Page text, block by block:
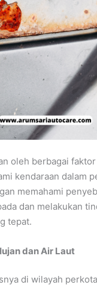
oleh berbagai
kendaraan dalam
memahami
dan melakukan
tepat.
dan Air Laut
di wilayah